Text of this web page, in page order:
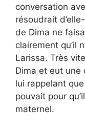
conversation
résoudrait
de Dima ne
clairement qu’il
Larissa. Très
Dima et eut une
lui rappelant
pouvait pour
maternel.